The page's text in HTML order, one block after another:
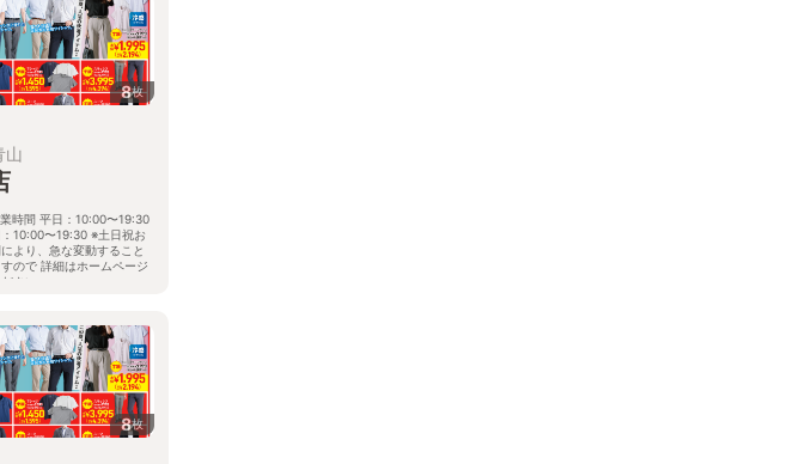
8枚
山
時間 平日：10:00〜19:30
10:00〜19:30 ※土日祝お
より、急な変動すること
ので 詳細はホームページ
さい
8枚